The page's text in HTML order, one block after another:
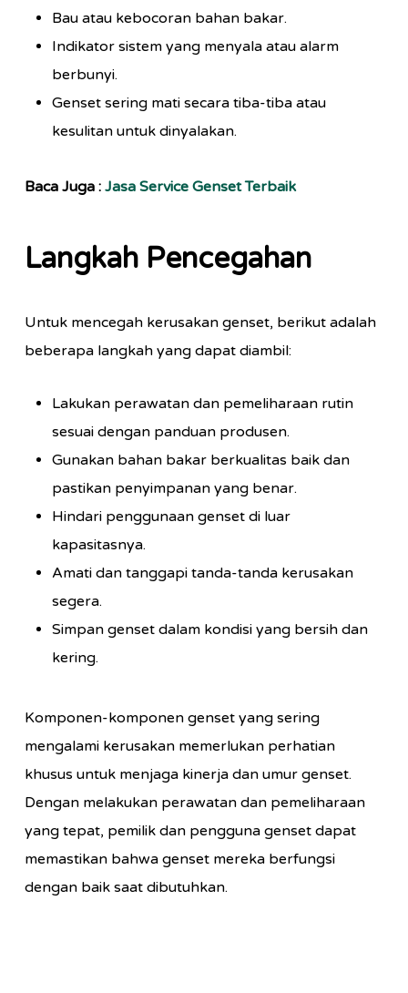
Bau atau kebocoran bahan bakar.
Indikator sistem yang menyala atau alarm
berbunyi.
Genset sering mati secara tiba-tiba atau
kesulitan untuk dinyalakan.
Baca Juga : Jasa Service Genset Terbaik
Langkah Pencegahan
Untuk mencegah kerusakan genset, berikut adalah
beberapa langkah yang dapat diambil:
Lakukan perawatan dan pemeliharaan rutin
sesuai dengan panduan produsen.
Gunakan bahan bakar berkualitas baik dan
pastikan penyimpanan yang benar.
Hindari penggunaan genset di luar
kapasitasnya.
Amati dan tanggapi tanda-tanda kerusakan
segera.
Simpan genset dalam kondisi yang bersih dan
kering.
Komponen-komponen genset yang sering
mengalami kerusakan memerlukan perhatian
khusus untuk menjaga kinerja dan umur genset.
Dengan melakukan perawatan dan pemeliharaan
yang tepat, pemilik dan pengguna genset dapat
memastikan bahwa genset mereka berfungsi
dengan baik saat dibutuhkan.